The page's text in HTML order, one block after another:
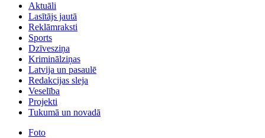
Aktuāli
Lasītājs jautā
Reklāmraksti
Sports
Dzīvesziņa
Kriminālziņas
Latvija un pasaulē
Redakcijas sleja
Veselība
Projekti
Tukumā un novadā
Foto